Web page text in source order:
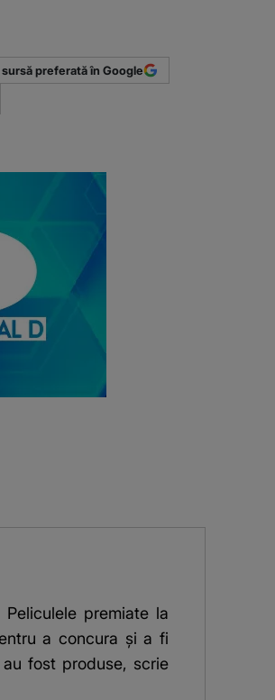
preferată în Google
premiate la
a concura şi a fi
fost produse, scrie